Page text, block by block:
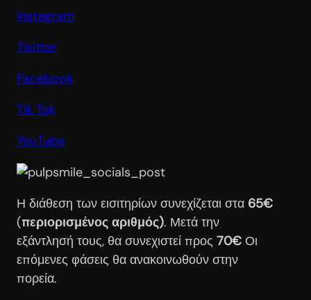
Instagram
Twitter
Facebook
Tik Tok
YouTube
Η διάθεση των εισιτηρίων συνεχίζεται στα 65€
(περιορισμένος αριθμός). Μετά την
εξάντλησή τους, θα συνεχιστεί προς 70€ Οι
επόμενες φάσεις θα ανακοινωθούν στην
πορεία.